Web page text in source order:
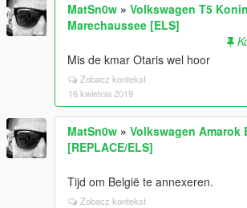
MatSn0w » Volkswagen T5
Marechaussee [ELS]
Mis de kmar Otaris wel hoor
Zobacz kontekst
16 kwietnia 2019
MatSn0w » Volkswagen Amarok
[REPLACE/ELS]
Tijd om België te annexeren.
Zobacz kontekst